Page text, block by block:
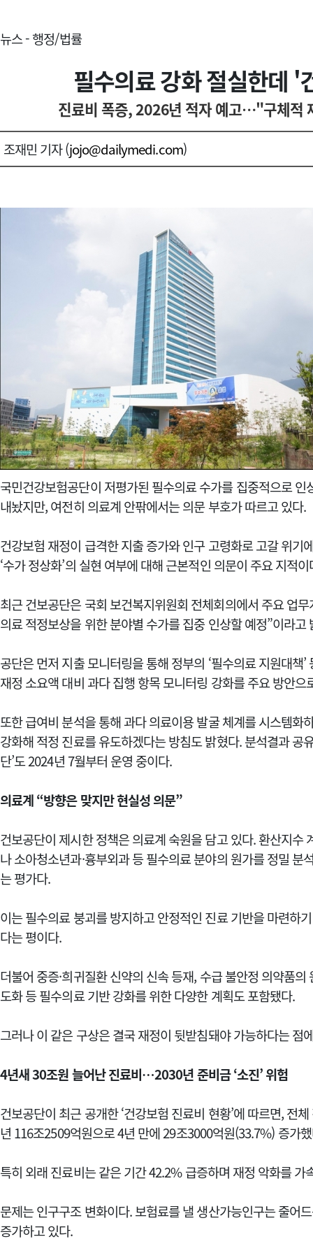
뉴스 - 행정/법률
필수의료 강화 절실한데 '
진료비 폭증, 2026년 적자 예고…"구체적
조재민 기자 (jojo@dailymedi.com)
국민건강보험공단이 저평가된 필수의료 수가를 집중적으로
내놨지만, 여전히 의료계 안팎에서는 의문 부호가 따르고 있다.
건강보험 재정이 급격한 지출 증가와 인구 고령화로 고갈 위기
‘수가 정상화’의 실현 여부에 대해 근본적인 의문이 주요 지적
최근 건보공단은 국회 보건복지위원회 전체회의에서 주요 업
의료 적정보상을 위한 분야별 수가를 집중 인상할 예정”이라고
공단은 먼저 지출 모니터링을 통해 정부의 ‘필수의료 지원대책
재정 소요액 대비 과다 집행 항목 모니터링 강화를 주요 방안으
또한 급여비 분석을 통해 과다 의료이용 발굴 체계를 시스템화
강화해 적정 진료를 유도하겠다는 방침도 밝혔다. 분석결과 공
단’도 2024년 7월부터 운영 중이다.
의료계 “방향은 맞지만 현실성 의문”
건보공단이 제시한 정책은 의료계 숙원을 담고 있다. 환산지수
나 소아청소년과·흉부외과 등 필수의료 분야의 원가를 정밀
는 평가다.
이는 필수의료 붕괴를 방지하고 안정적인 진료 기반을 마련하
다는 평이다.
더불어 중증·희귀질환 신약의 신속 등재, 수급 불안정 의약품
도화 등 필수의료 기반 강화를 위한 다양한 계획도 포함됐다.
그러나 이 같은 구상은 결국 재정이 뒷받침돼야 가능하다는 점
4년새 30조원 늘어난 진료비…2030년 준비금 ‘소진’ 위험
건보공단이 최근 공개한 ‘건강보험 진료비 현황’에 따르면, 전
년 116조2509억원으로 4년 만에 29조3000억원(33.7%) 증가
특히 외래 진료비는 같은 기간 42.2% 급증하며 재정 악화를 가
문제는 인구구조 변화이다. 보험료를 낼 생산가능인구는 줄어
증가하고 있다.